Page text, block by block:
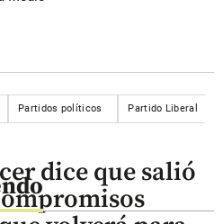
Partidos políticos Partido Liberal
dice que salió